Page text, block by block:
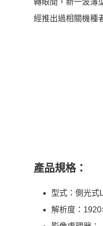
轉眼間，新一波薄
經推出過相關機種
產品規格：
型式：側光式
解析度：